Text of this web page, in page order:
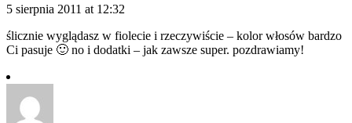
5 sierpnia 2011 at 12:32
ślicznie wyglądasz w fiolecie i rzeczywiście – kolor włosów bardzo
Ci pasuje 🙂 no i dodatki – jak zawsze super. pozdrawiamy!